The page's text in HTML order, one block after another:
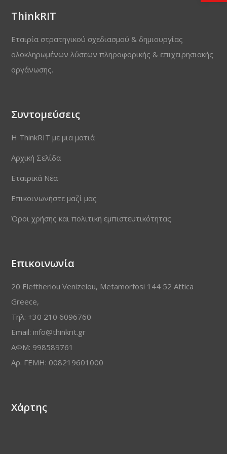
ThinkRIT
Εταιρία στρατηγικού σχεδιασμού & δημιουργίας
ολοκληρωμένων λύσεων πληροφορικής & επιχειρησιακής
οργάνωσης.
Συντομεύσεις
Η ThinkRIT με μια ματιά
Αρχική Σελίδα
Εταιρικά Νέα
Επικοινωνήστε μαζί μας
Όροι χρήσης και πολιτική εμπιστευτικότητας
Επικοινωνία
20 Eleftheriou Venizelou, Metamorfosi 144 52 Attica
Greece,
Τηλ: +30 210 6096760
Email: info@thinkrit.gr
ΑΦΜ: 998589761
Αρ. ΓΕΜΗ: 008219601000
Χάρτης